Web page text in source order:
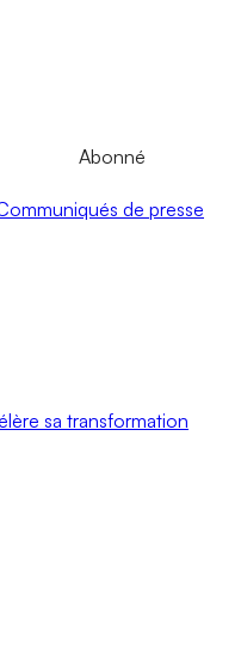
Abonné
de presse
sa transformation